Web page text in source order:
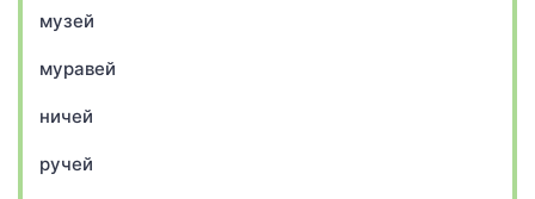
музей
муравей
ничей
ручей